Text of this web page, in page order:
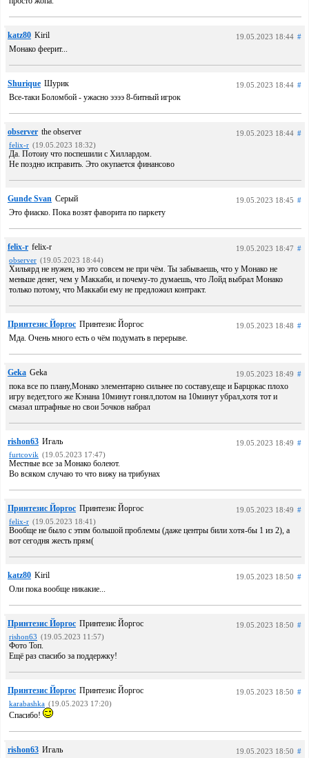
katz80 Kiril 19.05.2023 18:44 #
Монако феерит...
Shurique Шурик 19.05.2023 18:44 #
Все-таки Боломбой - ужасно ээээ 8-битный игрок
observer the observer 19.05.2023 18:44 #
felix-r (19.05.2023 18:32)
Да. Потоиу что поспешили с Хиллардом.
Не поздно исправить. Это окупается финансово
Gunde Svan Серый 19.05.2023 18:45 #
Это фиаско. Пока возят фаворита по паркету
felix-r felix-r 19.05.2023 18:47 #
observer (19.05.2023 18:44)
Хильярд не нужен, но это совсем не при чём. Ты забываешь, что у Монако не
меньше денег, чем у Маккаби, и почему-то думаешь, что Лойд выбрал Монако
только потому, что Маккаби ему не предложил контракт.
Принтезис Йоргос Принтезис Йоргос 19.05.2023 18:48 #
Мда. Очень много есть о чём подумать в перерыве.
Geka Geka 19.05.2023 18:49 #
пока все по плану,Монако элементарно сильнее по составу,еще и Барцокас плохо
игру ведет,того же Кэнана 10минут гонял,потом на 10минут убрал,хотя тот и
смазал штрафные но свои 5очков набрал
rishon63 Игаль 19.05.2023 18:49 #
furtcovik (19.05.2023 17:47)
Местные все за Монако болеют.
Во всяком случаю то что вижу на трибунах
Принтезис Йоргос Принтезис Йоргос 19.05.2023 18:49 #
felix-r (19.05.2023 18:41)
Вообще не было с этим большой проблемы (даже центры били хотя-бы 1 из 2), а
вот сегодня жесть прям(
katz80 Kiril 19.05.2023 18:50 #
Оли пока вообще никакие...
Принтезис Йоргос Принтезис Йоргос 19.05.2023 18:50 #
rishon63 (19.05.2023 11:57)
Фото Топ.
Ещё раз спасибо за поддержку!
Принтезис Йоргос Принтезис Йоргос 19.05.2023 18:50 #
karabashka (19.05.2023 17:20)
Спасибо!
rishon63 Игаль 19.05.2023 18:50 #